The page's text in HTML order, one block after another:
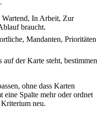
Wartend, In Arbeit, Zur
braucht.
Mandanten, Prioritäten
auf der Karte steht, bestimmen
ohne dass Karten
eine Spalte mehr oder ordnet
Kriterium neu.